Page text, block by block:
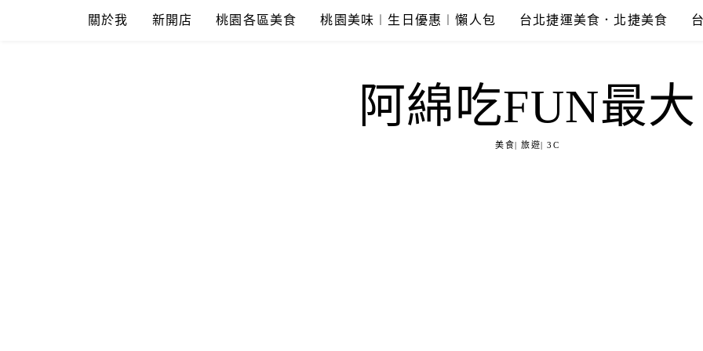
關於我 新開店 桃園各區美食 桃園美味︱生日優惠︱懶人包 台北捷運美食．北捷美食
阿綿吃FUN最大
美食| 旅遊| 3C